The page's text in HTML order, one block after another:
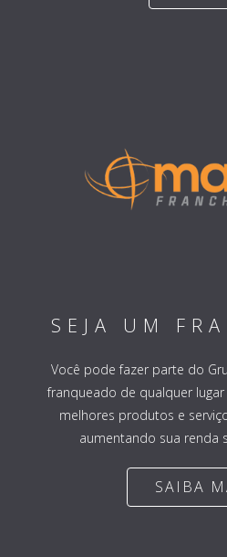
SEJA UM
Você pode fazer parte do
franqueado de qualquer
melhores produtos e
aumentando sua renda
SAIBA